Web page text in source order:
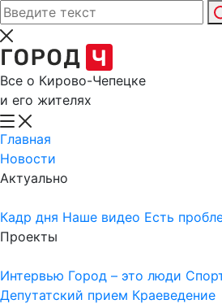
Все о Кирово-Чепецке
и его жителях
Главная
Новости
Актуально
Кадр дня Наше видео Есть
Проекты
Интервью Город – это люди
Депутатский прием Краеведение